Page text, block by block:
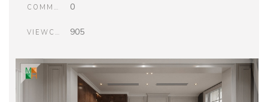
COMMENTS 0
VIEWCOUNT 905